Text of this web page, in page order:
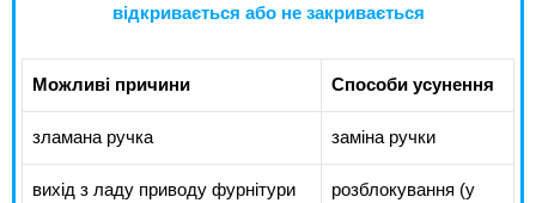
відкривається або не закривається
Можливі причини Способи усунення
зламана ручка заміна ручки
вихід з ладу приводу фурнітури
розблокування (у